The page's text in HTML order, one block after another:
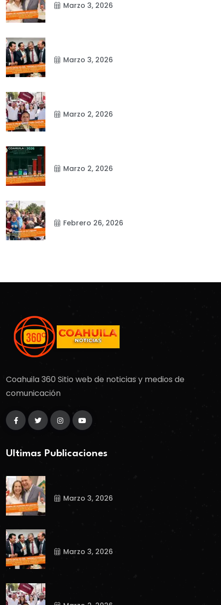
Marzo 3, 2026
Marzo 3, 2026
Marzo 2, 2026
Marzo 2, 2026
Febrero 26, 2026
Coahuila 360 Sitio web de noticias y medios de
comunicación
Ultimas Publicaciones
Marzo 3, 2026
Marzo 3, 2026